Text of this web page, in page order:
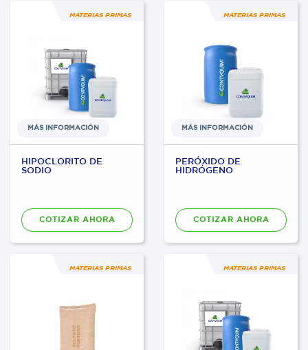
MATERIAS PRIMAS
MÁS INFORMACIÓN
HIPOCLORITO DE
SODIO
COTIZAR AHORA
MATERIAS PRIMAS
MÁS INFORMACIÓN
PERÓXIDO DE
HIDRÓGENO
COTIZAR AHORA
MATERIAS PRIMAS MATERIAS PRIMAS